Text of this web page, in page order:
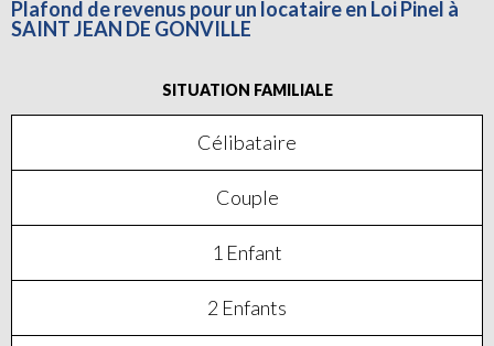
Plafond de revenus pour un locataire en Loi Pinel à
SAINT JEAN DE GONVILLE
SITUATION FAMILIALE
Célibataire
Couple
1 Enfant
2 Enfants